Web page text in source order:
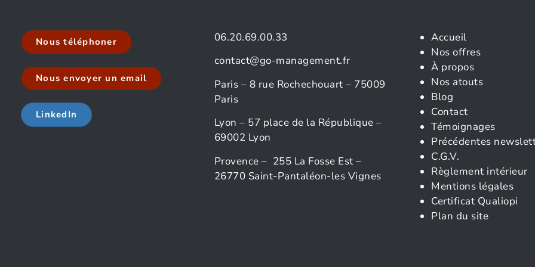
Nous téléphoner
Nous envoyer un email
LinkedIn
06.20.69.00.33
contact@go-management.fr
Paris – 8 rue Rochechouart – 75009
Paris
Lyon – 57 place de la République –
69002 Lyon
Provence – 255 La Fosse Est –
26770 Saint-Pantaléon-les Vignes
Accueil
Nos offres
À propos
Nos atouts
Blog
Contact
Témoignages
Précédentes
C.G.V.
Règlement intérieur
Mentions légales
Certificat Qualiopi
Plan du site